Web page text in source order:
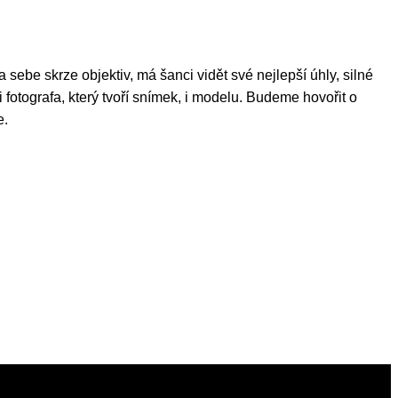
skrze objektiv, má šanci vidět své nejlepší úhly, silné
který tvoří snímek, i modelu. Budeme hovořit o